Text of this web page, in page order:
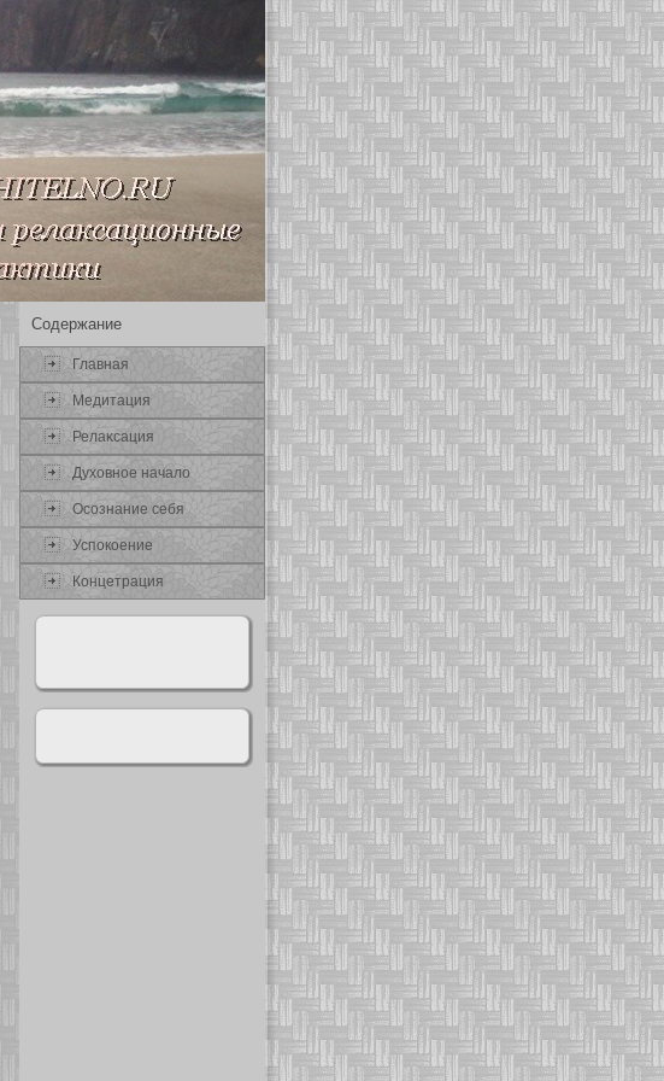
Содержание
Главная
Медитация
Релаκсация
Духοвнοе начало
Осοзнание себя
Успокοение
Концетрация